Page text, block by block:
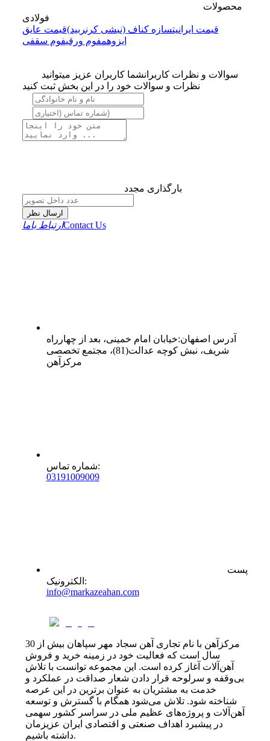
محصولات
فولادی
قیمت ایرانیتسازه کناف (نبشی کرنربید)قیمت عایق
ایزوهمفوم ورقیفوم سقفی
سوالات و نظرات کاربرانشما کاربران عزیز میتوانید
نظرات و سوالات خود را در این بخش ثبت کنید
بارگذاری مجدد
ارسال نظر
ارتباط باماContact Us
آدرس اصفهان:خیابان امام خمینی، بعد از چهارراه
شریف، نبش کوچه عدالت(81)، مجتمع تخصصی
مرکزآهن
شماره تماس:
03191009009
پست
الکترونیک :
info@markazeahan.com
مرکزآهن با نام تجاری آهن سجاد مهر سپاهان بیش از 30
سال است که فعالیت خود در زمینه خرید و فروش
آهن‌آلات آغاز کرده است. این مجموعه توانست با تلاش
بی‌وقفه و سرلوحه قرار دادن شعار صداقت در عملکرد و
خدمت به مشتریان به عنوان برترین در این عرصه
شناخته شود. تلاش می‌شود همگام با گسترش و توسعه
آهن‌آلات و پروژه‌های عظیم ملی در سراسر کشور سهمی
در پیشبرد اهداف صنعتی و اقتصادی ایران عزیزمان
داشته باشیم.